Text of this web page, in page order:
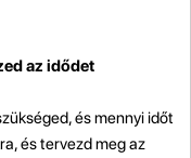
az idődet
és mennyi időt
és tervezd meg az